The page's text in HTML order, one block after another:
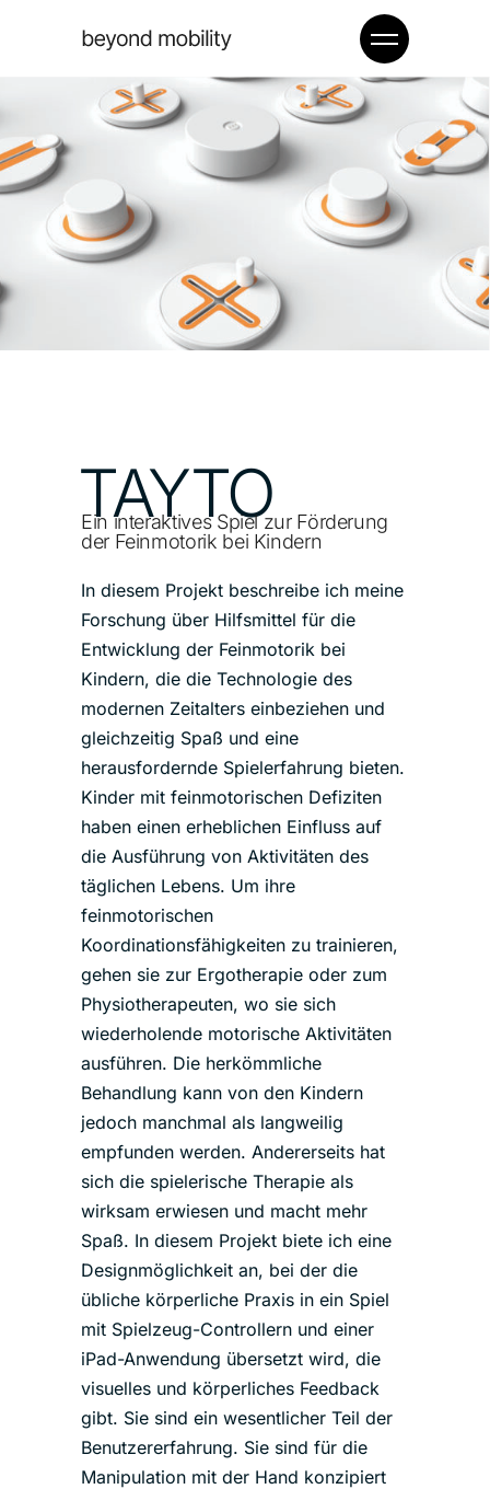
TAYTO
TAYTO
Ein interaktives Spiel zur Förderung
der Feinmotorik bei Kindern
In diesem Projekt beschreibe ich meine
Forschung über Hilfsmittel für die
Entwicklung der Feinmotorik bei
Kindern, die die Technologie des
modernen Zeitalters einbeziehen und
gleichzeitig Spaß und eine
herausfordernde Spielerfahrung bieten.
Kinder mit feinmotorischen Defiziten
haben einen erheblichen Einfluss auf
die Ausführung von Aktivitäten des
täglichen Lebens. Um ihre
feinmotorischen
Koordinationsfähigkeiten zu trainieren,
gehen sie zur Ergotherapie oder zum
Physiotherapeuten, wo sie sich
wiederholende motorische Aktivitäten
ausführen. Die herkömmliche
Behandlung kann von den Kindern
jedoch manchmal als langweilig
empfunden werden. Andererseits hat
sich die spielerische Therapie als
wirksam erwiesen und macht mehr
Spaß. In diesem Projekt biete ich eine
Designmöglichkeit an, bei der die
übliche körperliche Praxis in ein Spiel
mit Spielzeug-Controllern und einer
iPad-Anwendung übersetzt wird, die
visuelles und körperliches Feedback
gibt. Sie sind ein wesentlicher Teil der
Benutzererfahrung. Sie sind für die
Manipulation mit der Hand konzipiert